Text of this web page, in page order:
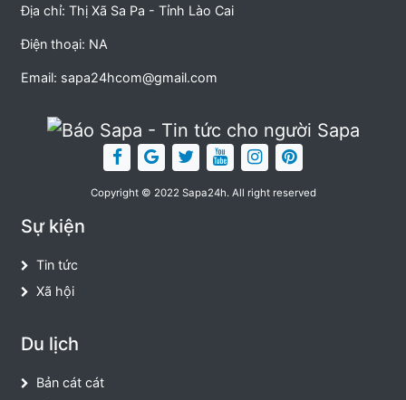
Địa chỉ: Thị Xã Sa Pa - Tỉnh Lào Cai
Điện thoại: NA
Email: sapa24hcom@gmail.com
Copyright © 2022 Sapa24h. All right reserved
Sự kiện
Tin tức
Xã hội
Du lịch
Bản cát cát